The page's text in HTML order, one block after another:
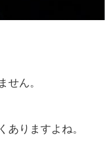
せん。
りますよね。